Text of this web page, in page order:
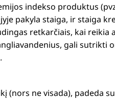
indekso produktus
pakyla staiga, ir staiga
retkarčiais, kai reikia
gali sutrikti
(nors ne visada), padeda